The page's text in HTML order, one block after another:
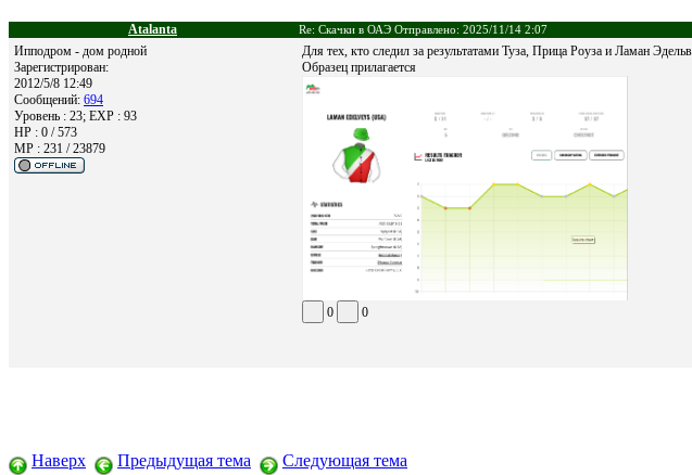
Atalanta Re: Скачки в ОАЭ Отправлено: 2025/11/14 2:07
Ипподром - дом родной
Зарегистрирован:
2012/5/8 12:49
Сообщений: 694
Уровень : 23; EXP : 93
HP : 0 / 573
MP : 231 / 23879
Для тех, кто следил за результатами Туза, Прица Роуза и Ламан
Образец прилагается
0 0
Наверх Предыдущая тема Следующая тема